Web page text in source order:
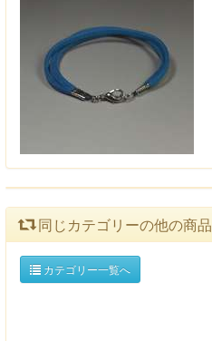
同じカテゴリーの他の商品
カテゴリー一覧へ